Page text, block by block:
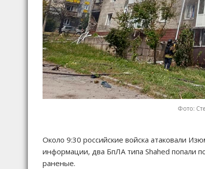
Фото:
Около 9:30 российские войска атаковали
информации, два БпЛА типа Shahed попали
раненые.